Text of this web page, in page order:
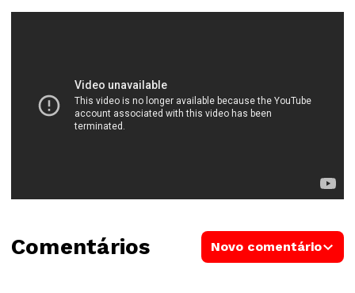
Comentários Novo comentário